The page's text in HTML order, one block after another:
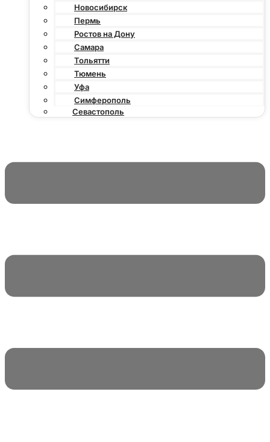
Новосибирск
Пермь
Ростов на Дону
Самара
Тольятти
Тюмень
Уфа
Симферополь
Севастополь